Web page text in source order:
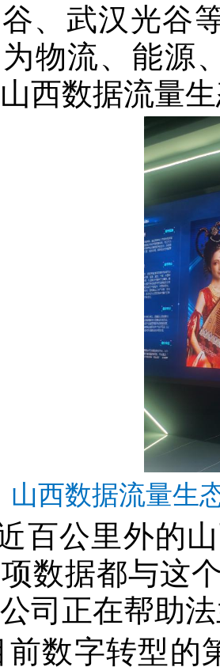
、武汉光谷
物流、能源
西数据流量
山西数据流量生
百公里外的
数据都与这
司正在帮助
前数字转型的